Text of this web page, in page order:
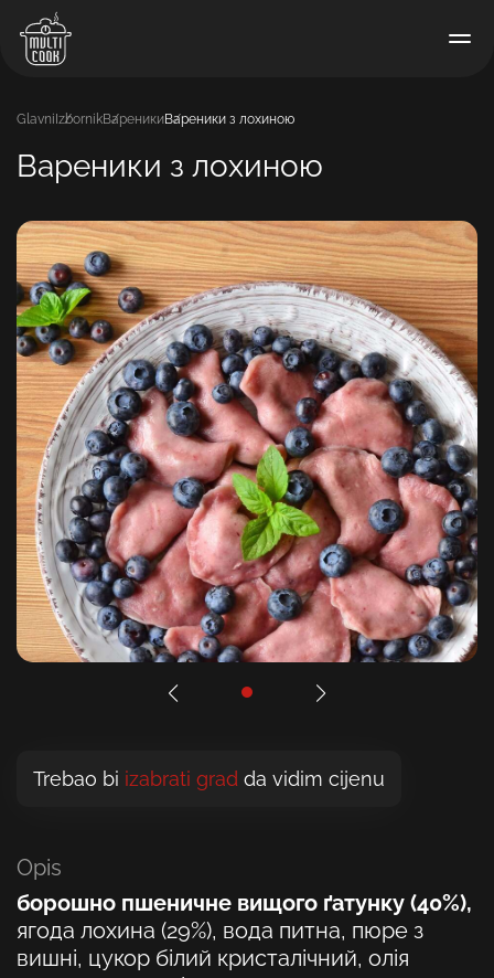
Glavni IzbornikВареникиВареники з лохиною
Вареники з лохиною
Trebao bi izabrati grad da vidim cijenu
Opis
борошно пшеничне вищого ґатунку (40%),
ягода лохина (29%), вода питна, пюре з
вишні, цукор білий кристалічний, олія